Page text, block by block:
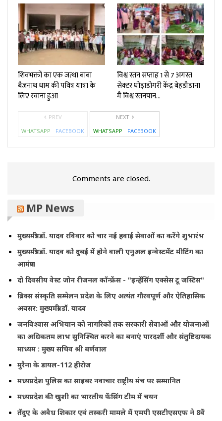
शिवभक्तों का एक जत्था बाबा
बैजनाथ धाम की पवित्र यात्रा के
लिए रवाना हुआ
विश्व स्तन सप्ताह 1 से 7 अगस्त
सेक्टर घोड़ाडोगरी केंद्र बेहडीडाना
मै विश्व स्तनपान…
PREV
WHATSAPP
FACEBOOK
NEXT
WHATSAPP
FACEBOOK
Comments are closed.
MP News
मुख्यमंत्री डॉ. यादव रविवार को चार नई हवाई सेवाओं का करेंगे शुभारंभ
मुख्यमंत्री डॉ. यादव को दुबई में होने वाली एनुअल इन्वेस्टमेंट मीटिंग का
आमंत्रण
दो दिवसीय वेस्ट जोन रीजनल कॉन्फ्रेंस - "इन्हेंसिंग एक्सेस टू जस्टिस"
ब्रिक्स संस्कृति सम्मेलन प्रदेश के लिए अत्यंत गौरवपूर्ण और ऐतिहासिक
अवसर: मुख्यमंत्री डॉ. यादव
जनविश्वास अभियान को नागरिकों तक सरकारी सेवाओं और योजनाओं
का अधिकतम लाभ सुनिश्चित करने का बनाएं पारदर्शी और संतुष्टिदायक
माध्यम : मुख्य सचिव श्री बर्णवाल
मुरैना के डायल-112 हीरोज
मध्यप्रदेश पुलिस का साइबर नवाचार राष्ट्रीय मंच पर सम्मानित
मध्यप्रदेश की खुशी का भारतीय फेंसिंग टीम में चयन
तेंदुए के अवैध शिकार एवं तस्करी मामले में एमपी एसटीएसएफ ने 8वें